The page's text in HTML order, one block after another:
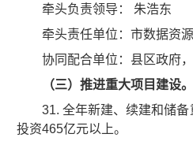
牵头负责领导： 朱浩东
牵头责任单位：市数据资
协同配合单位：县区政府，
（三）推进重大项目建设。
31. 全年新建、续建和储
投资465亿元以上。